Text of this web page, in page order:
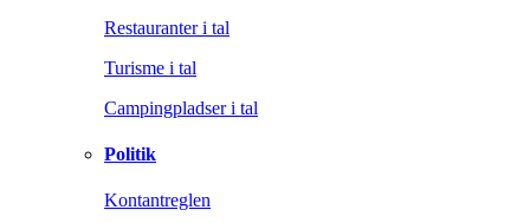
Restauranter i tal
Turisme i tal
Campingpladser i tal
Politik
Kontantreglen